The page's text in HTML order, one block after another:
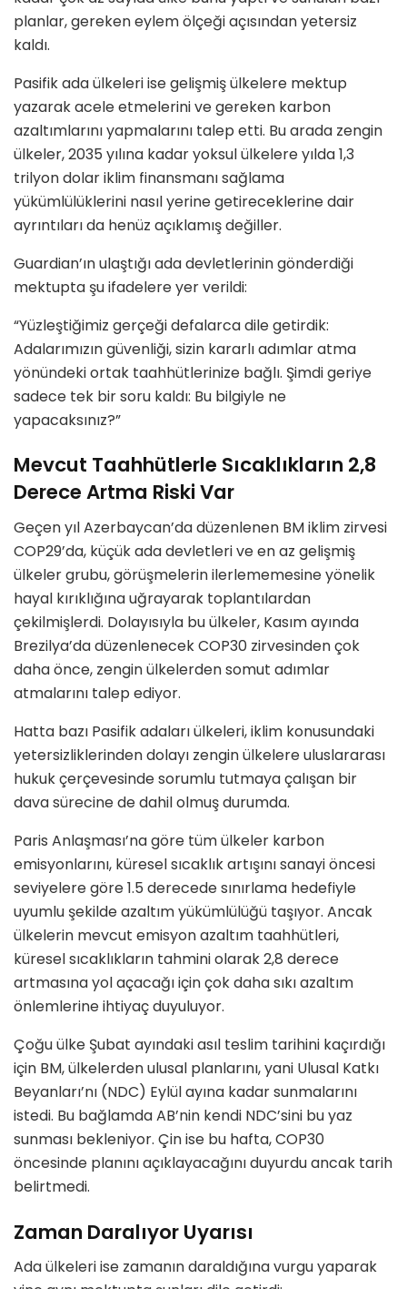
planlar, gereken eylem ölçeği açısından yetersiz
kaldı.
Pasifik ada ülkeleri ise gelişmiş ülkelere mektup
yazarak acele etmelerini ve gereken karbon
azaltımlarını yapmalarını talep etti. Bu arada zengin
ülkeler, 2035 yılına kadar yoksul ülkelere yılda 1,3
trilyon dolar iklim finansmanı sağlama
yükümlülüklerini nasıl yerine getireceklerine dair
ayrıntıları da henüz açıklamış değiller.
Guardian’ın ulaştığı ada devletlerinin gönderdiği
mektupta şu ifadelere yer verildi:
“Yüzleştiğimiz gerçeği defalarca dile getirdik:
Adalarımızın güvenliği, sizin kararlı adımlar atma
yönündeki ortak taahhütlerinize bağlı. Şimdi geriye
sadece tek bir soru kaldı: Bu bilgiyle ne
yapacaksınız?”
Mevcut Taahhütlerle Sıcaklıkların 2,8
Derece Artma Riski Var
Geçen yıl Azerbaycan’da düzenlenen BM iklim zirvesi
COP29’da, küçük ada devletleri ve en az gelişmiş
ülkeler grubu, görüşmelerin ilerlememesine yönelik
hayal kırıklığına uğrayarak toplantılardan
çekilmişlerdi. Dolayısıyla bu ülkeler, Kasım ayında
Brezilya’da düzenlenecek COP30 zirvesinden çok
daha önce, zengin ülkelerden somut adımlar
atmalarını talep ediyor.
Hatta bazı Pasifik adaları ülkeleri, iklim konusundaki
yetersizliklerinden dolayı zengin ülkelere uluslararası
hukuk çerçevesinde sorumlu tutmaya çalışan bir
dava sürecine de dahil olmuş durumda.
Paris Anlaşması’na göre tüm ülkeler karbon
emisyonlarını, küresel sıcaklık artışını sanayi öncesi
seviyelere göre 1.5 derecede sınırlama hedefiyle
uyumlu şekilde azaltım yükümlülüğü taşıyor. Ancak
ülkelerin mevcut emisyon azaltım taahhütleri,
küresel sıcaklıkların tahmini olarak 2,8 derece
artmasına yol açacağı için çok daha sıkı azaltım
önlemlerine ihtiyaç duyuluyor.
Çoğu ülke Şubat ayındaki asıl teslim tarihini kaçırdığı
için BM, ülkelerden ulusal planlarını, yani Ulusal Katkı
Beyanları’nı (NDC) Eylül ayına kadar sunmalarını
istedi. Bu bağlamda AB’nin kendi NDC’sini bu yaz
sunması bekleniyor. Çin ise bu hafta, COP30
öncesinde planını açıklayacağını duyurdu ancak tarih
belirtmedi.
Zaman Daralıyor Uyarısı
Ada ülkeleri ise zamanın daraldığına vurgu yaparak